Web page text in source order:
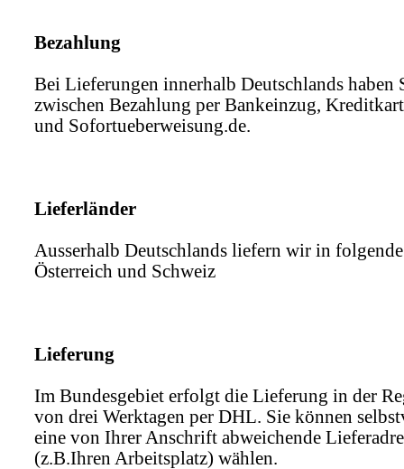
Bezahlung
Bei Lieferungen innerhalb Deutschlands haben
zwischen Bezahlung per Bankeinzug,
und Sofortueberweisung.de.
Lieferländer
Ausserhalb Deutschlands liefern wir in
Österreich und Schweiz
Lieferung
Im Bundesgebiet erfolgt die Lieferung in der
von drei Werktagen per DHL. Sie können
eine von Ihrer Anschrift abweichende
(z.B.Ihren Arbeitsplatz) wählen.